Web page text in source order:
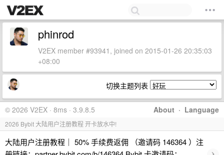
phinrod
V2EX member #93941, joined on 2015-01-26 20:35:03
+08:00
切换主题列表
About · Language
© 2026 V2EX · 8ms · 3.9.8.5
2026 Bybit 大陆用户注册教程 开卡放水中!
大陆用户注册教程｜ 50% 手续费返佣 （邀请码 146364 ）注